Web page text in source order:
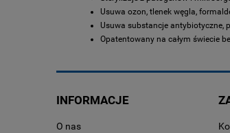
Usuwa ozon, tlenek węgla,
Usuwa substancje antybiotyczne,
Opatentowany na całym świecie
INFORMACJE
O nas